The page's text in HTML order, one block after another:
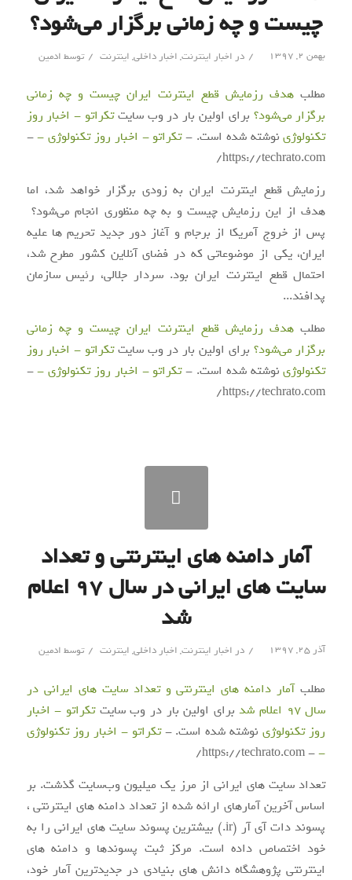
چیست و چه زمانی برگزار می‌شود؟
بهمن ۲, ۱۳۹۷ / در اخبار اینترنت, اخبار داخلی, اینترنت / توسط ادمین
مطلب هدف رزمایش قطع اینترنت ایران چیست و چه زمانی
برگزار می‌شود؟ برای اولین بار در وب سایتتکراتو - اخبار روز
تکنولوژینوشته شده است. -تکراتو - اخبار روز تکنولوژی --
https://techrato.com/
رزمایش قطع اینترنت ایران به زودی برگزار خواهد شد، اما
هدف از این رزمایش چیست و به چه منظوری انجام می‌شود؟
پس از خروج آمریکا از برجام و آغاز دور جدید تحریم ها علیه
ایران، یکی از موضوعاتی که در فضای آنلاین کشور مطرح شد،
احتمال قطع اینترنت ایران بود. سردار جلالی، رئیس سازمان
پدافند...
مطلب هدف رزمایش قطع اینترنت ایران چیست و چه زمانی
برگزار می‌شود؟ برای اولین بار در وب سایتتکراتو - اخبار روز
تکنولوژینوشته شده است. -تکراتو - اخبار روز تکنولوژی --
https://techrato.com/
آمار دامنه های اینترنتی و تعداد
سایت های ایرانی در سال ۹۷ اعلام
شد
آذر ۲۵, ۱۳۹۷ / در اخبار اینترنت, اخبار داخلی, اینترنت / توسط ادمین
مطلبآمار دامنه های اینترنتی و تعداد سایت های ایرانی در
سال ۹۷ اعلام شد
برای اولین بار در وب سایتتکراتو - اخبار
روز تکنولوژینوشته شده است. -تکراتو - اخبار روز تکنولوژی
-
- https://techrato.com/
تعداد سایت های ایرانی از مرز یک میلیون وب‌سایت گذشت. بر
اساس آخرین آمارهای ارائه شده از تعداد دامنه های اینترنتی ،
پسوند دات آی آر (ir.) بیشترین پسوند سایت های ایرانی را به
خود اختصاص داده است. مرکز ثبت پسوندها و دامنه های
اینترنتی پژوهشگاه دانش های بنیادی در جدیدترین آمار خود،